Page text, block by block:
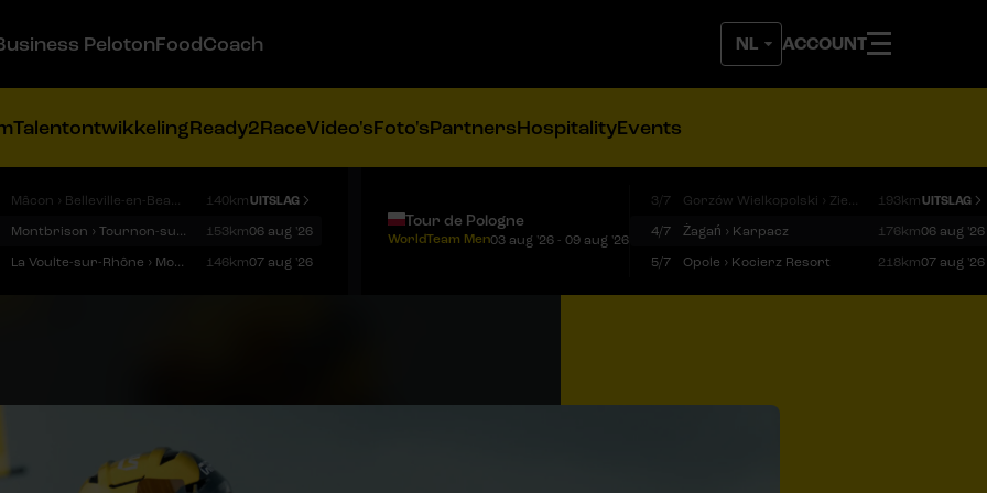
ACCOUNT
PelotonFoodCoach
TalentontwikkelingReady2RaceVideo'sFoto'sPartnersHospitalityEvents
Mâcon › Belleville-en-Beaujolais 140kmUITSLAG
Montbrison › Tournon-sur-Rhône 153km06 aug '26
La Voulte-sur-Rhône › Mont Ventoux 146km07 aug '26
Tour de Pologne
WorldTeam Men03 aug '26 - 09 aug '26
3/7 Gorzów Wielkopolski › Zielona Góra 193kmUITSLAG
4/7
Żagań › Karpacz 176km06 aug '26
5/7
Opole › Kocierz Resort 218km07 aug '26